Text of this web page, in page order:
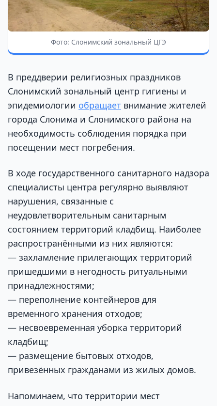
Фото: Слонимский зональный ЦГЭ
В преддверии религиозных праздников
Слонимский зональный центр гигиены и
эпидемиологии обращает внимание жителей
города Слонима и Слонимского района на
необходимость соблюдения порядка при
посещении мест погребения.
В ходе государственного санитарного надзора
специалисты центра регулярно выявляют
нарушения, связанные с
неудовлетворительным санитарным
состоянием территорий кладбищ. Наиболее
распространёнными из них являются:
— захламление прилегающих территорий
пришедшими в негодность ритуальными
принадлежностями;
— переполнение контейнеров для
временного хранения отходов;
— несвоевременная уборка территорий
кладбищ;
— размещение бытовых отходов,
привезённых гражданами из жилых домов.
Напоминаем, что территории мест